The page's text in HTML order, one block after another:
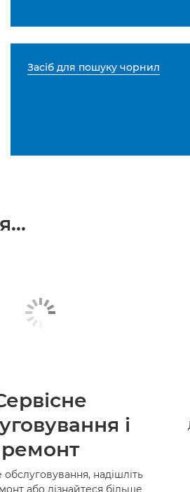
Засіб для пошуку чорнил
і
ремонт
надішліть
або дізнайтеся більше